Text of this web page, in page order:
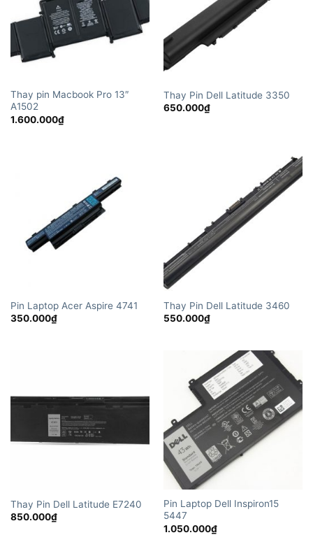
Thay pin Macbook Pro 13″
A1502
1.600.000₫
Thay Pin Dell Latitude 3350
650.000₫
Pin Laptop Acer Aspire 4741
350.000₫
Thay Pin Dell Latitude 3460
550.000₫
Thay Pin Dell Latitude E7240
850.000₫
Pin Laptop Dell Inspiron15
5447
1.050.000₫